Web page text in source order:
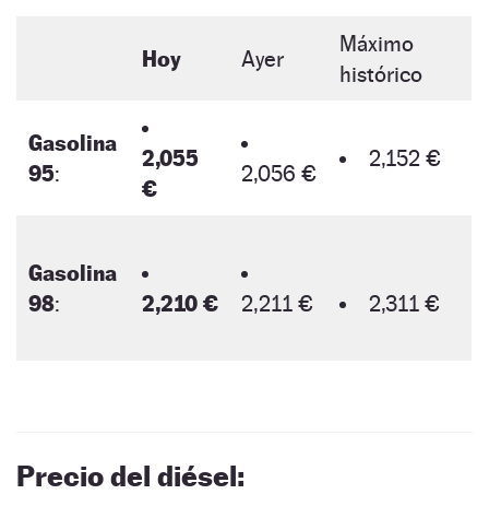
Hoy Ayer
Máximo
histórico
Gasolina
95:
2,055
€
2,056 €
2,152 €
Gasolina
98: 2,210 € 2,211 € 2,311 €
Precio del diésel: